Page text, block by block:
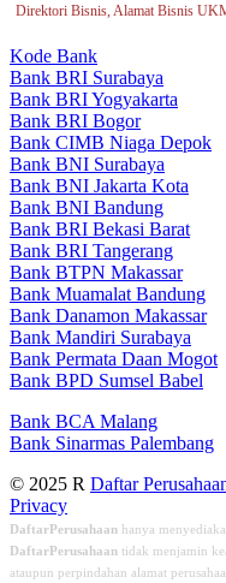
Direktori Bisnis, Alamat Bisnis
Kode Bank
Bank BRI Surabaya
Bank BRI Yogyakarta
Bank BRI Bogor
Bank CIMB Niaga Depok
Bank BNI Surabaya
Bank BNI Jakarta Kota
Bank BNI Bandung
Bank BRI Bekasi Barat
Bank BRI Tangerang
Bank BTPN Makassar
Bank Muamalat Bandung
Bank Danamon Makassar
Bank Mandiri Surabaya
Bank Permata Daan Mogot
Bank BPD Sumsel Babel
Bank BCA Malang
Bank Sinarmas Palembang
© 2025 R Daftar
Privacy
DaftarPerusahaan hanya
DaftarPerusahaan tidak menjamin
ataupun perpindahan alamat